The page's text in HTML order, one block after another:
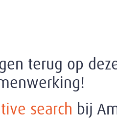
terug op
search bij